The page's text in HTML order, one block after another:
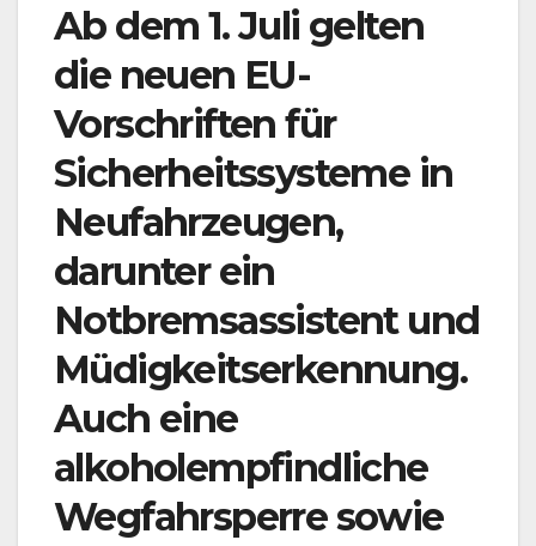
Ab dem 1. Juli gelten
die neuen EU-
Vorschriften für
Sicherheitssysteme in
Neufahrzeugen,
darunter ein
Notbremsassistent und
Müdigkeitserkennung.
Auch eine
alkoholempfindliche
Wegfahrsperre sowie